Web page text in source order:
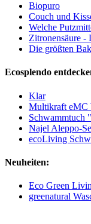
Biopuro
Couch und
Welche
Zitronensäure -
Die größten
Ecosplendo
Klar
Multikraft eMC
Schwammtuch
Najel Aleppo-
ecoLiving
Neuheiten:
Eco Green
greenatural